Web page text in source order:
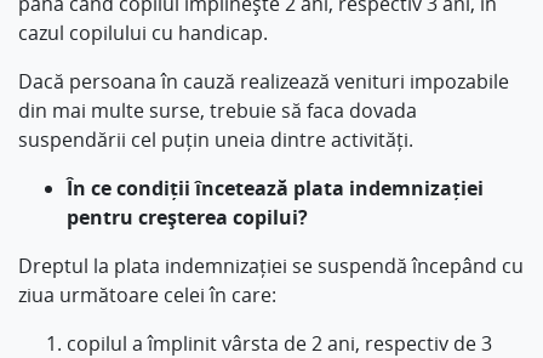
cazul copilului cu handicap.
Dacă persoana în cauză realizează venituri impozabile
din mai multe surse, trebuie să faca dovada
suspendării cel puțin uneia dintre activități.
În ce condiții încetează plata indemnizației
pentru creșterea copilui?
Dreptul la plata indemnizației se suspendă începând cu
ziua următoare celei în care:
copilul a împlinit vârsta de 2 ani, respectiv de 3